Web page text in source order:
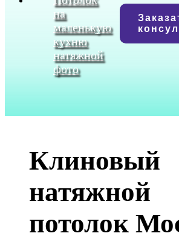
на
маленькую
кухню
натяжной
фото
Клиновый
натяжной
потолок